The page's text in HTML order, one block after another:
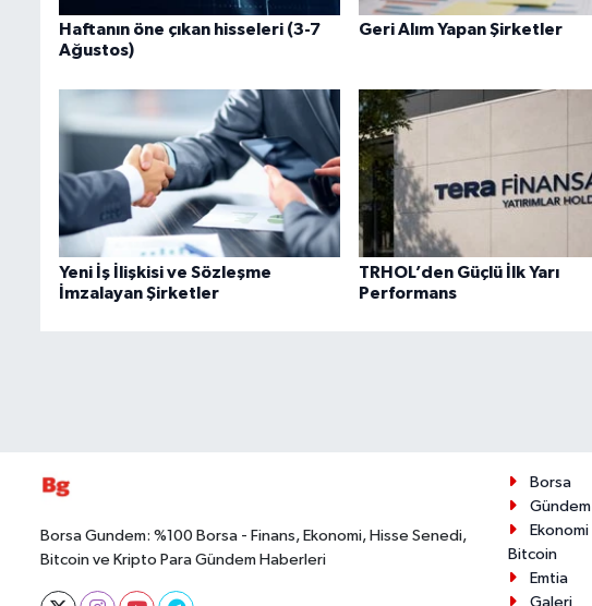
Haftanın öne çıkan hisseleri (3-7
Ağustos)
Geri Alım Yapan Şirketler
Yeni İş İlişkisi ve Sözleşme
İmzalayan Şirketler
TRHOL’den Güçlü İlk Yarı
Performans
Borsa Gundem: %100 Borsa - Finans, Ekonomi, Hisse Senedi,
Bitcoin ve Kripto Para Gündem Haberleri
Borsa
Gündem
Ekonomi
Bitcoin
Emtia
Galeri